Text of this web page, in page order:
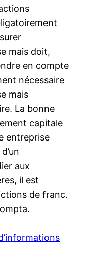
mais doit,
en compte
nécessaire
mais
La bonne
capitale
entreprise
aux
il est
de franc.